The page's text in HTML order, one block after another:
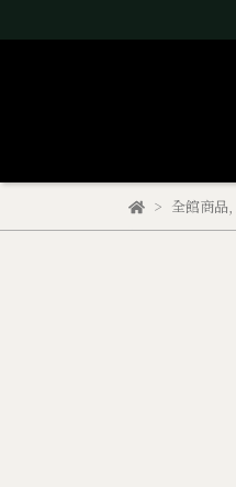
全館商品,